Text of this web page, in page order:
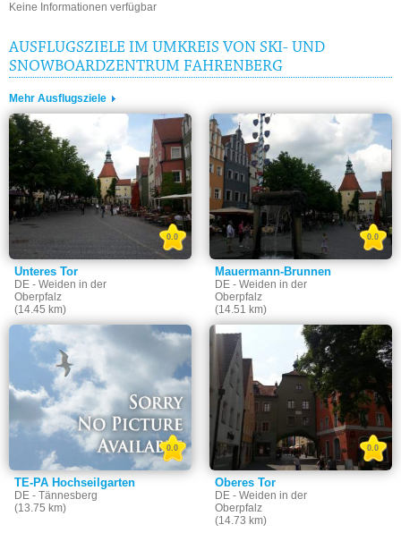
Keine Informationen verfügbar
AUSFLUGSZIELE IM UMKREIS VON SKI- UND
SNOWBOARDZENTRUM FAHRENBERG
Mehr Ausflugsziele
Unteres Tor
DE - Weiden in der
Oberpfalz
(14.45 km)
0.0
Mauermann-Brunnen
DE - Weiden in der
Oberpfalz
(14.51 km)
0.0
TE-PA Hochseilgarten
DE - Tännesberg
(13.75 km)
0.0
Oberes Tor
DE - Weiden in der
Oberpfalz
(14.73 km)
0.0